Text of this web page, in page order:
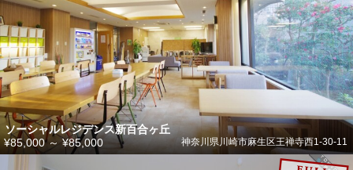
ソーシャルレジデンス新百合ヶ丘
神奈川県川崎市麻生区王禅寺西1-30-11
¥85,000～¥85,000